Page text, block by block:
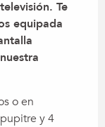
Te
equipada
o en
y 4